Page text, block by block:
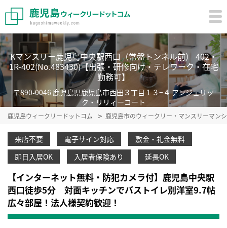
Kマンスリー鹿児島中央駅西口（常盤トンネル前） 402・
1R-402(No.483430)【出張・研修向け・テレワーク・在宅
勤務可】
〒890-0046 鹿児島県鹿児島市西田３丁目１３−４ アンジェリッ
ク・リリィーコート
鹿児島ウィークリードットコム 鹿児島市のウィークリー・マンスリーマン
来店不要 電子サイン対応
敷金・礼金無料
即日入居OK
入居者保険あり 延長OK
【インターネット無料・防犯カメラ付】鹿児島中央駅
西口徒歩5分 対面キッチンでバストイレ別洋室9.7帖
広々部屋！法人様契約歓迎！